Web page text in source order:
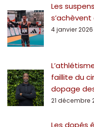
Les
s’achèvent
4 janvier 2026
faillite du
dopage
21 décembre
Les dopés